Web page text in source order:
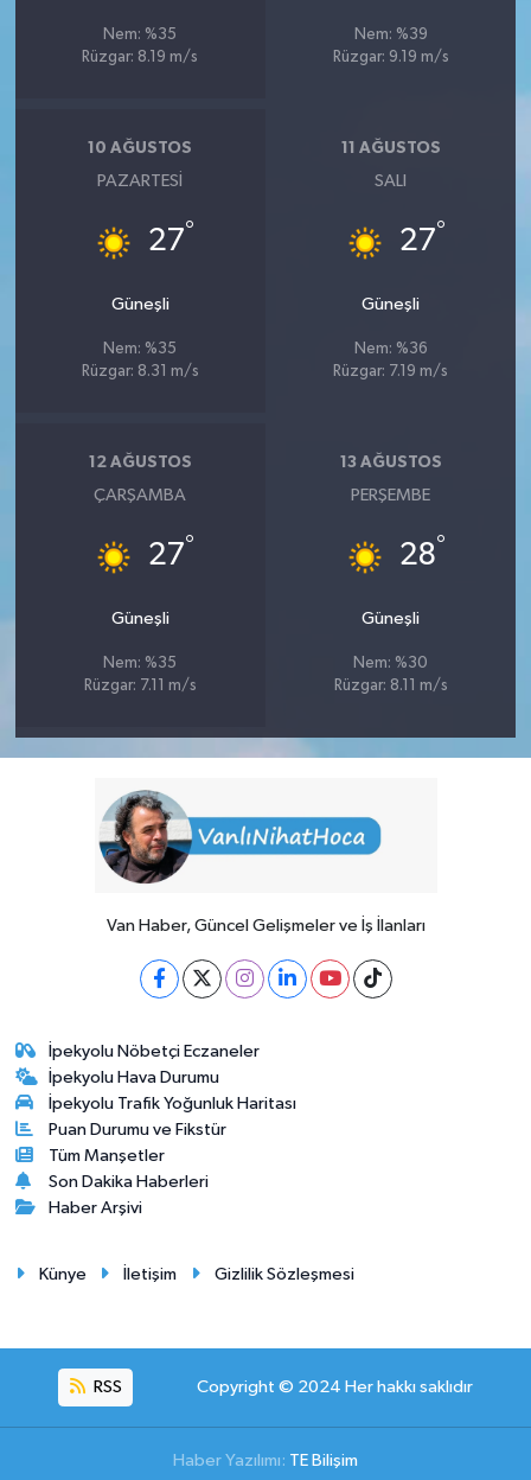
Nem: %35
Rüzgar: 8.19 m/s
Nem: %39
Rüzgar: 9.19 m/s
10 AĞUSTOS
PAZARTESI
27°
Güneşli
Nem: %35
Rüzgar: 8.31 m/s
11 AĞUSTOS
SALI
27°
Güneşli
Nem: %36
Rüzgar: 7.19 m/s
12 AĞUSTOS
ÇARŞAMBA
27°
Güneşli
Nem: %35
Rüzgar: 7.11 m/s
13 AĞUSTOS
PERŞEMBE
28°
Güneşli
Nem: %30
Rüzgar: 8.11 m/s
Van Haber, Güncel Gelişmeler ve İş İlanları
İpekyolu Nöbetçi Eczaneler
İpekyolu Hava Durumu
İpekyolu Trafik Yoğunluk Haritası
Puan Durumu ve Fikstür
Tüm Manşetler
Son Dakika Haberleri
Haber Arşivi
Künye İletişim Gizlilik Sözleşmesi
RSS Copyright © 2024 Her hakkı saklıdır
Haber Yazılımı: TE Bilişim